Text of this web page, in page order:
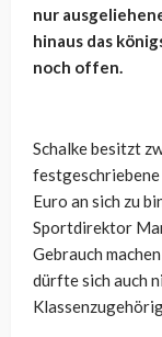
nur
hinaus das
noch offen.
Schalke besitzt
Euro an sich zu
Sportdirektor
Gebrauch
dürfte sich auch